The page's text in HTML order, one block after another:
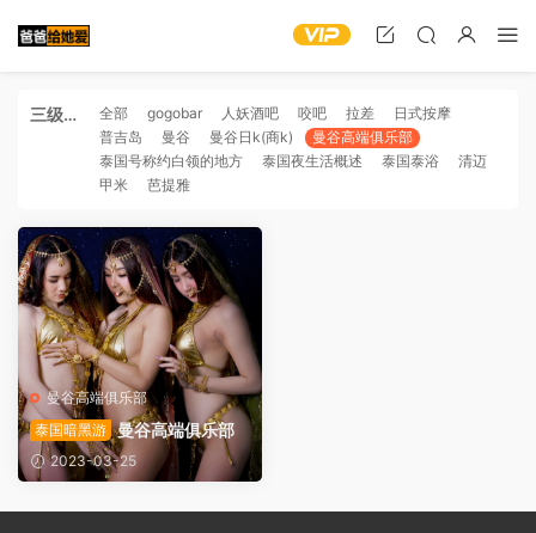
三级分
全部 gogobar 人妖酒吧 咬吧 拉差
日式按摩
普吉岛
曼谷 曼谷日k(商k)
曼谷高端俱乐部
泰国号称约白领的地方
泰国夜生活概述 泰国泰浴
清迈
甲米
芭提雅
曼谷高端俱乐部
泰国暗黑游 曼谷高端俱乐部
2023-03-25